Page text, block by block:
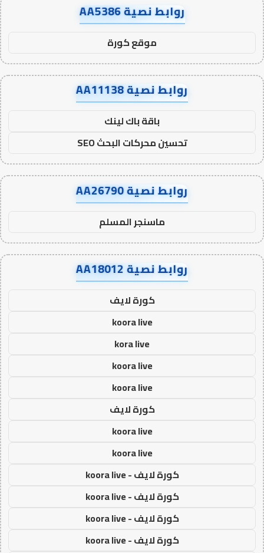
روابط نصية AA5386
موقع كورة
روابط نصية AA11138
باقة باك لينك
تحسين محركات البحث SEO
روابط نصية AA26790
ماسنجر المسلم
روابط نصية AA18012
كورة لايف
koora live
kora live
koora live
koora live
كورة لايف
koora live
koora live
كورة لايف - koora live
كورة لايف - koora live
كورة لايف - koora live
كورة لايف - koora live